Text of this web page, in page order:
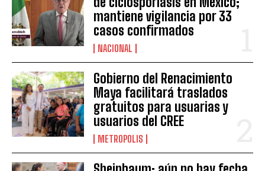
mantiene vigilancia por 33
casos confirmados
NACIONAL
Gobierno del Renacimiento
Maya facilitará traslados
gratuitos para usuarias y
usuarios del CREE
METROPOLIS